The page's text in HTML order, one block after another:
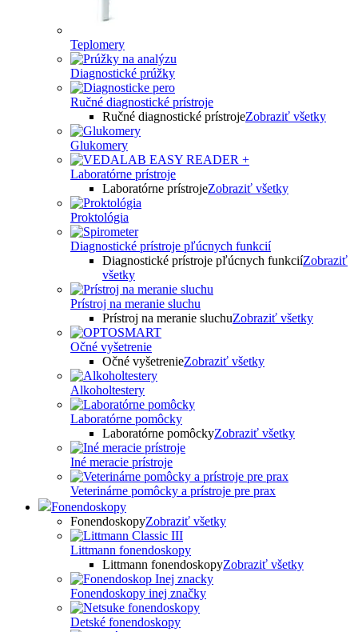
Teplomery
Diagnostické prúžky
Ručné diagnostické prístroje
Ručné diagnostické prístrojeZobraziť všetky
Glukomery
Laboratórne prístroje
Laboratórne prístrojeZobraziť všetky
Proktológia
Diagnostické prístroje pľúcnych funkcií
Diagnostické prístroje pľúcnych funkciíZobraziť
všetky
Prístroj na meranie sluchu
Prístroj na meranie sluchuZobraziť všetky
Očné vyšetrenie
Očné vyšetrenieZobraziť všetky
Alkoholtestery
Laboratórne pomôcky
Laboratórne pomôckyZobraziť všetky
Iné meracie prístroje
Veterinárne pomôcky a prístroje pre prax
Fonendoskopy
FonendoskopyZobraziť všetky
Littmann fonendoskopy
Littmann fonendoskopyZobraziť všetky
Fonendoskopy inej značky
Detské fonendoskopy